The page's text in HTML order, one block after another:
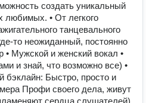
создать уникальный
любимых. • От легкого
танцевального
то неожиданный, постоянно
• Мужской и женский вокал •
и знай, что возможно все) •
бэклайн: Быстро, просто и
Профи своего дела, живут
сердца слушателей)